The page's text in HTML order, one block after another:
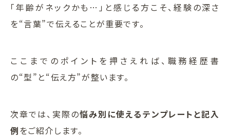
「年齢がネックかも…」と感じる方こそ、経験の深さ
を“言葉”で伝えることが重要です。
ここまでのポイントを押さえれば、職務経歴書
の“型”と“伝え方”が整います。
次章では、実際の悩み別に使えるテンプレートと記入
例 をご紹介します。